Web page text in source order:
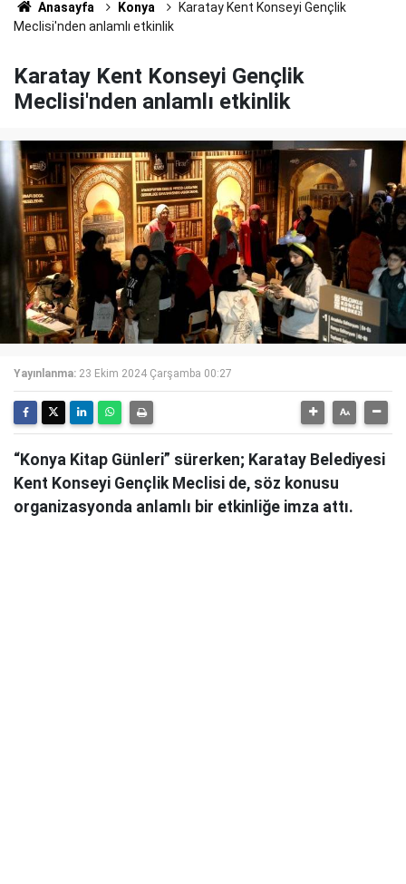
Anasayfa Konya
Karatay Kent Konseyi Gençlik
Meclisi'nden anlamlı etkinlik
Karatay Kent Konseyi Gençlik
Meclisi'nden anlamlı etkinlik
Yayınlanma: 23 Ekim 2024 Çarşamba 00:27
“Konya Kitap Günleri” sürerken; Karatay Belediyesi
Kent Konseyi Gençlik Meclisi de, söz konusu
organizasyonda anlamlı bir etkinliğe imza attı.